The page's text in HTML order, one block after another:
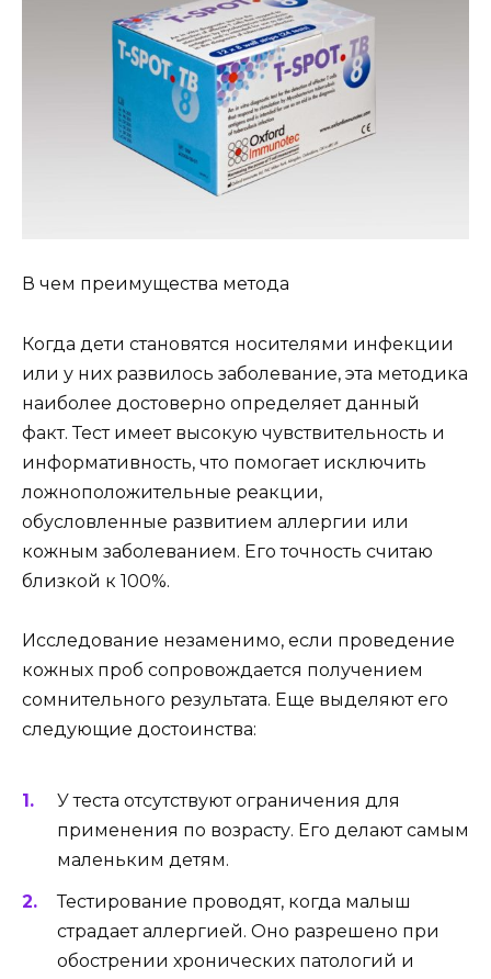
В чем преимущества метода
Когда дети становятся носителями инфекции
или у них развилось заболевание, эта методика
наиболее достоверно определяет данный
факт. Тест имеет высокую чувствительность и
информативность, что помогает исключить
ложноположительные реакции,
обусловленные развитием аллергии или
кожным заболеванием. Его точность считаю
близкой к 100%.
Исследование незаменимо, если проведение
кожных проб сопровождается получением
сомнительного результата. Еще выделяют его
следующие достоинства:
У теста отсутствуют ограничения для
применения по возрасту. Его делают самым
маленьким детям.
Тестирование проводят, когда малыш
страдает аллергией. Оно разрешено при
обострении хронических патологий и